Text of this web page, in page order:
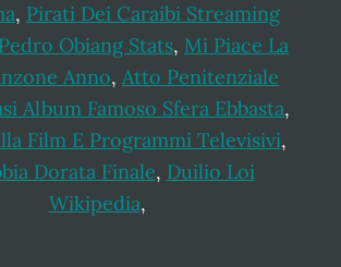
, Pirati Dei Caraibi Streaming
Pedro Obiang Stats, Mi Piace La
Anno, Atto Penitenziale
Album Famoso Sfera Ebbasta,
Film E Programmi Televisivi,
Dorata Finale, Duilio Loi
Wikipedia,